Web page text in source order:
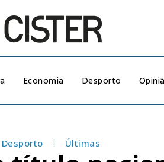
Economia Desporto
Desporto Últimas